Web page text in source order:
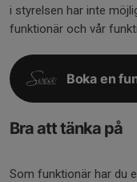
i styrelsen har inte
funktionär och vår
Boka en
Bra att tänka på
Som funktionär har du